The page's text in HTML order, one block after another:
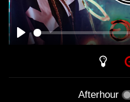
PLAY
Afterhour